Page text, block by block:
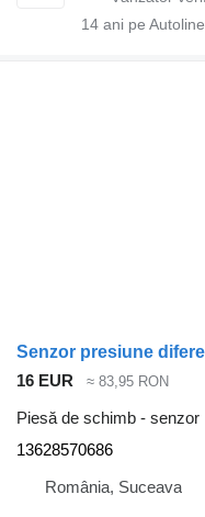
14 ani pe Autoline
16 EUR ≈ 83,95 RON
Piesă de schimb - senzor
13628570686
România, Suceava